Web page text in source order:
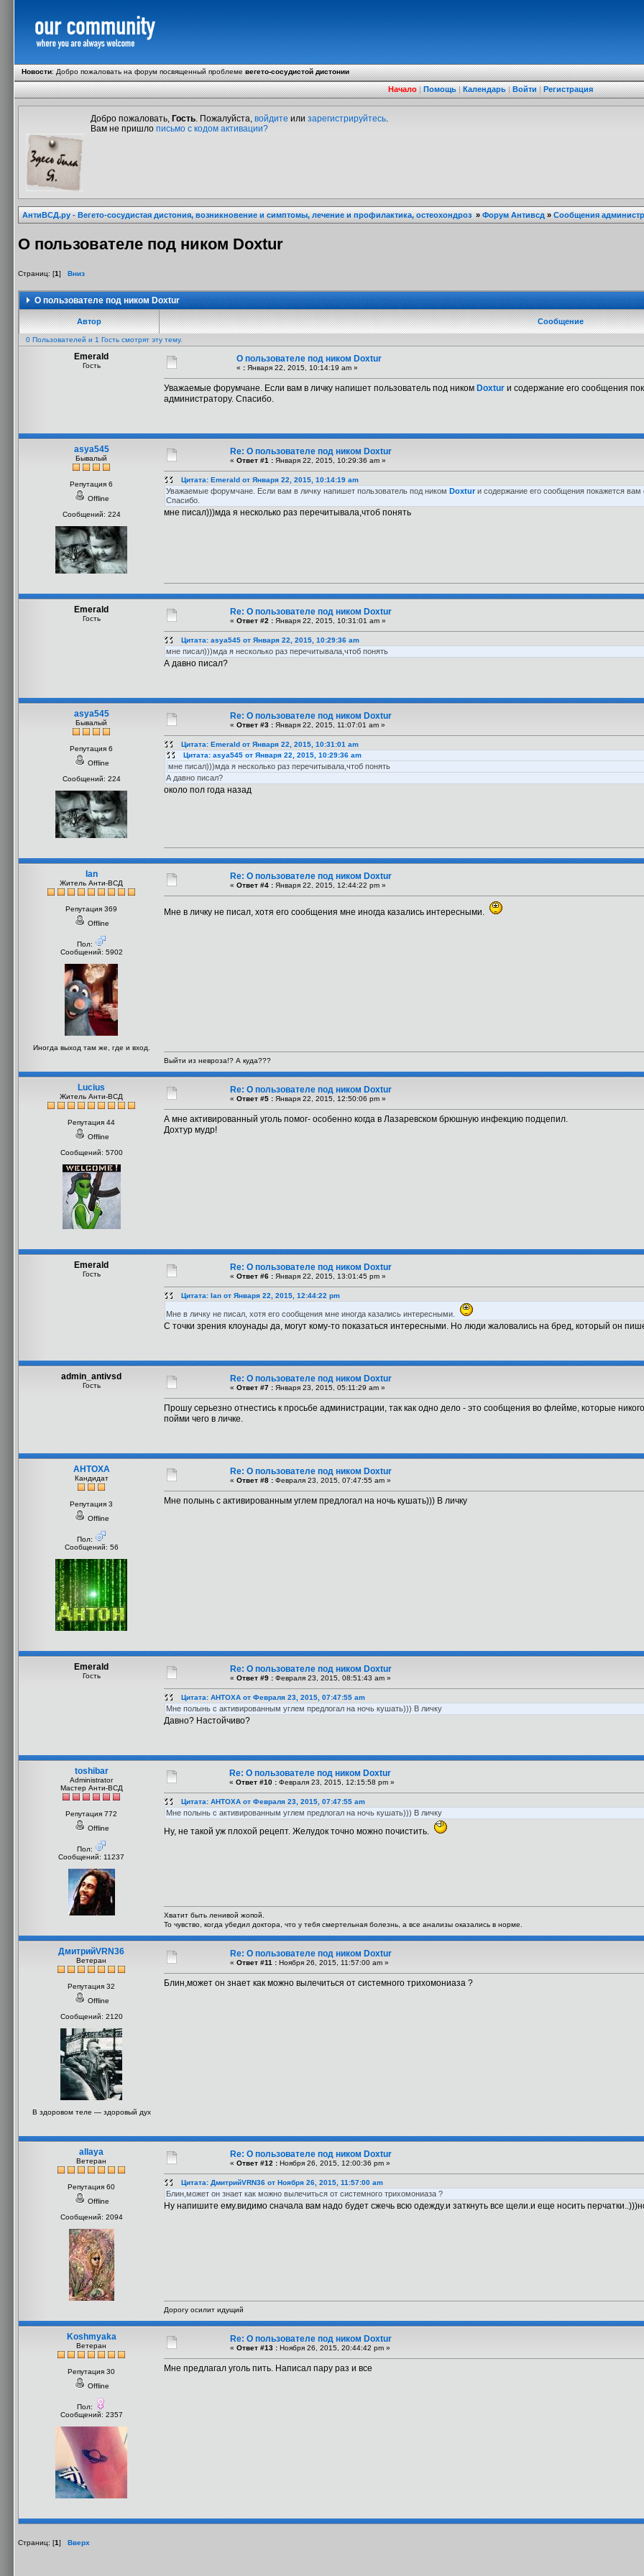
Новости:Добро пожаловать на форум посвященный проблемевегето-сосудистой дистонии
Начало|Помощь|Календарь|Войти|Регистрация
Добро пожаловать, Гость. Пожалуйста, войдите или зарегистрируйтесь.
Вам не пришло письмо с кодом активации?
АнтиВСД.ру - Вегето-сосудистая дистония, возникновение и симптомы, лечение и профилактика, остеохондроз»Форум Антивсд»Сообщения
О пользователе под ником Doxtur
Страниц: [1] Вниз
О пользователе под ником Doxtur
Автор Сообщение
0 Пользователей и 1 Гость смотрят эту тему.
Emerald
Гость
О пользователе под ником Doxtur
« : Января 22, 2015, 10:14:19 am »
Уважаемые форумчане. Если вам в личку напишет пользователь под ником Doxtur и содержание его сообщения
администратору. Спасибо.
asya545
Бывалый
Репутация 6
Offline
Сообщений: 224
Re: О пользователе под ником Doxtur
« Ответ #1 : Января 22, 2015, 10:29:36 am »
Цитата: Emerald от Января 22, 2015, 10:14:19 am
Уважаемые форумчане. Если вам в личку напишет пользователь под ником Doxturи содержание его сообщения покажется
Спасибо.
мне писал)))мда я несколько раз перечитывала,чтоб понять
Emerald
Гость
Re: О пользователе под ником Doxtur
« Ответ #2 : Января 22, 2015, 10:31:01 am »
Цитата: asya545 от Января 22, 2015, 10:29:36 am
мне писал)))мда я несколько раз перечитывала,чтоб понять
А давно писал?
asya545
Бывалый
Репутация 6
Offline
Сообщений: 224
Re: О пользователе под ником Doxtur
« Ответ #3 : Января 22, 2015, 11:07:01 am »
Цитата: Emerald от Января 22, 2015, 10:31:01 am
Цитата: asya545 от Января 22, 2015, 10:29:36 am
мне писал)))мда я несколько раз перечитывала,чтоб понять
А давно писал?
около пол года назад
Ian
Житель Анти-ВСД
Репутация 369
Offline
Пол:
Сообщений: 5902
Иногда выход там же, где и вход.
Re: О пользователе под ником Doxtur
« Ответ #4 : Января 22, 2015, 12:44:22 pm »
Мне в личку не писал, хотя его сообщения мне иногда казались интересными.
Выйти из невроза!? А куда???
Lucius
Житель Анти-ВСД
Репутация 44
Offline
Сообщений: 5700
Re: О пользователе под ником Doxtur
« Ответ #5 : Января 22, 2015, 12:50:06 pm »
А мне активированный уголь помог- особенно когда в Лазаревском брюшную инфекцию подцепил.
Дохтур мудр!
Emerald
Гость
Re: О пользователе под ником Doxtur
« Ответ #6 : Января 22, 2015, 13:01:45 pm »
Цитата: Ian от Января 22, 2015, 12:44:22 pm
Мне в личку не писал, хотя его сообщения мне иногда казались интересными.
С точки зрения клоунады да, могут кому-то показаться интересными. Но люди жаловались на бред, который он
admin_antivsd
Гость
Re: О пользователе под ником Doxtur
« Ответ #7 : Января 23, 2015, 05:11:29 am »
Прошу серьезно отнестись к просьбе администрации, так как одно дело - это сообщения во флейме, которые
пойми чего в личке.
AHTOXA
Кандидат
Репутация 3
Offline
Пол:
Сообщений: 56
Re: О пользователе под ником Doxtur
« Ответ #8 : Февраля 23, 2015, 07:47:55 am »
Мне полынь с активированным углем предлогал на ночь кушать))) В личку
Emerald
Гость
Re: О пользователе под ником Doxtur
« Ответ #9 : Февраля 23, 2015, 08:51:43 am »
Цитата: AHTOXA от Февраля 23, 2015, 07:47:55 am
Мне полынь с активированным углем предлогал на ночь кушать))) В личку
Давно? Настойчиво?
toshibar
Administrator
Мастер Анти-ВСД
Репутация 772
Offline
Пол:
Сообщений: 11237
Re: О пользователе под ником Doxtur
« Ответ #10 : Февраля 23, 2015, 12:15:58 pm »
Цитата: AHTOXA от Февраля 23, 2015, 07:47:55 am
Мне полынь с активированным углем предлогал на ночь кушать))) В личку
Ну, не такой уж плохой рецепт. Желудок точно можно почистить.
Хватит быть ленивой жопой.
То чувство, когда убедил доктора, что у тебя смертельная болезнь, а все анализы оказались в норме.
ДмитрийVRN36
Ветеран
Репутация 32
Offline
Сообщений: 2120
В здоровом теле — здоровый дух
Re: О пользователе под ником Doxtur
« Ответ #11 : Ноября 26, 2015, 11:57:00 am »
Блин,может он знает как можно вылечиться от системного трихомониаза ?
allaya
Ветеран
Репутация 60
Offline
Сообщений: 2094
Re: О пользователе под ником Doxtur
« Ответ #12 : Ноября 26, 2015, 12:00:36 pm »
Цитата: ДмитрийVRN36 от Ноября 26, 2015, 11:57:00 am
Блин,может он знает как можно вылечиться от системного трихомониаза ?
Ну напишите ему.видимо сначала вам надо будет сжечь всю одежду.и заткнуть все щели.и еще носить
Дорогу осилит идущий
Koshmyaka
Ветеран
Репутация 30
Offline
Пол:
Сообщений: 2357
Re: О пользователе под ником Doxtur
« Ответ #13 : Ноября 26, 2015, 20:44:42 pm »
Мне предлагал уголь пить. Написал пару раз и все
Страниц: [1] Вверх